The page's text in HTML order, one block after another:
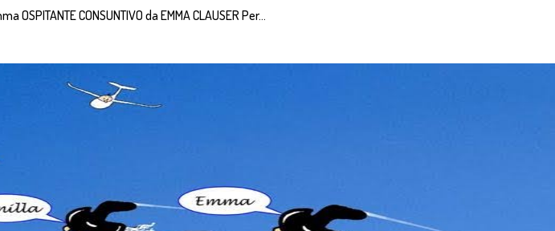
OSPITANTE CONSUNTIVO da EMMA CLAUSER Per…